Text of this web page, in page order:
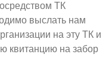
ТК
выслать нам
на эту ТК и
квитанцию на забор